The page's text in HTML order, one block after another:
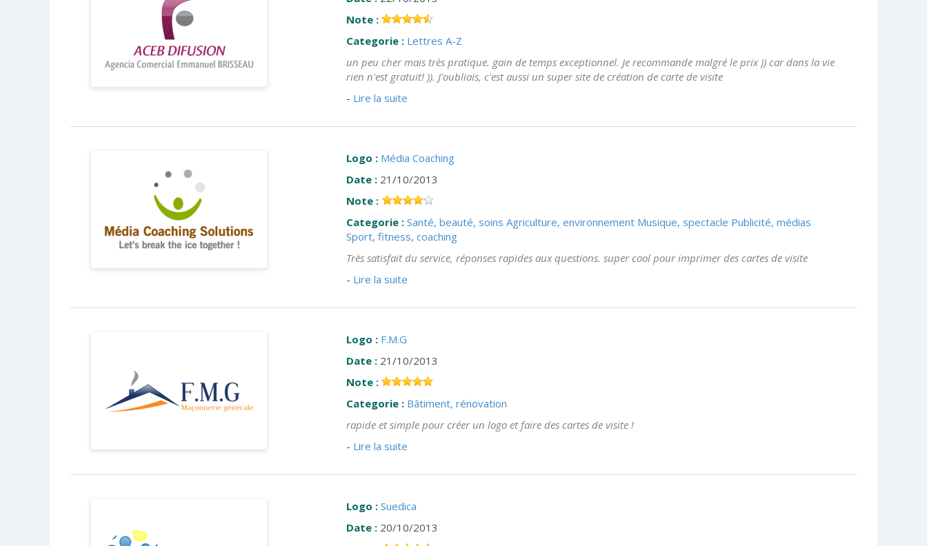
Note :
Categorie : Lettres A-Z
un peu cher mais très pratique. gain de temps exceptionnel. Je recommande malgré le prix )) car dans la vie
rien n'est gratuit! )). J'oubliais, c'est aussi un super site de création de carte de visite
- Lire la suite
Logo : Média Coaching
Date : 21/10/2013
Note :
Categorie : Santé, beauté, soins Agriculture, environnement Musique, spectacle Publicité, médias
Sport, fitness, coaching
Très satisfait du service, réponses rapides aux questions. super cool pour imprimer des cartes de visite
- Lire la suite
Logo : F.M.G
Date : 21/10/2013
Note :
Categorie : Bâtiment, rénovation
rapide et simple pour créer un logo et faire des cartes de visite !
- Lire la suite
Logo : Suedica
Date : 20/10/2013